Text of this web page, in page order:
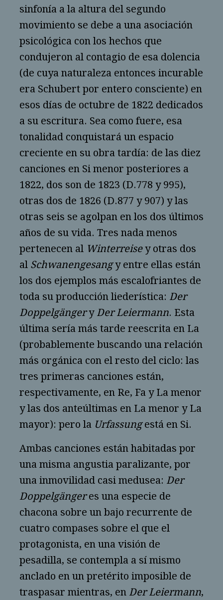
sinfonía a la altura del segundo
movimiento se debe a una asociación
psicológica con los hechos que
condujeron al contagio de esa dolencia
(de cuya naturaleza entonces incurable
era Schubert por entero consciente) en
esos días de octubre de 1822 dedicados
a su escritura. Sea como fuere, esa
tonalidad conquistará un espacio
creciente en su obra tardía: de las diez
canciones en Si menor posteriores a
1822, dos son de 1823 (D.778 y 995),
otras dos de 1826 (D.877 y 907) y las
otras seis se agolpan en los dos últimos
años de su vida. Tres nada menos
pertenecen al Winterreisey otras dos
al Schwanengesangy entre ellas están
los dos ejemplos más escalofriantes de
toda su producción liederística: Der
Doppelgängery Der Leiermann. Esta
última sería más tarde reescrita en La
(probablemente buscando una relación
más orgánica con el resto del ciclo: las
tres primeras canciones están,
respectivamente, en Re, Fa y La menor
y las dos anteúltimas en La menor y La
mayor): pero la Urfassungestá en Si.
Ambas canciones están habitadas por
una misma angustia paralizante, por
una inmovilidad casi medusea: Der
Doppelgängeres una especie de
chacona sobre un bajo recurrente de
cuatro compases sobre el que el
protagonista, en una visión de
pesadilla, se contempla a sí mismo
anclado en un pretérito imposible de
traspasar mientras, en Der Leiermann,